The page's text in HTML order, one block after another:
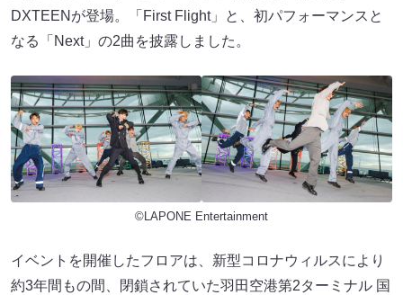
DXTEENが登場。「First Flight」と、初パフォーマンスと
なる「Next」の2曲を披露しました。
©LAPONE Entertainment
イベントを開催したフロアは、新型コロナウィルスにより
約3年間もの間、閉鎖されていた⽻⽥空港第2ターミナル 国